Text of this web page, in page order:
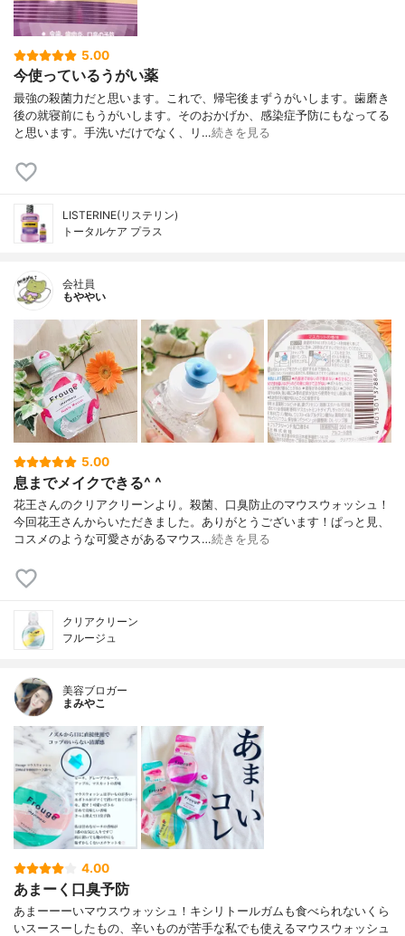
5.00
今使っているうがい薬
最強の殺菌力だと思います。これで、帰宅後まずうがいします。歯磨き
後の就寝前にもうがいします。そのおかげか、感染症予防にもなってる
と思います。手洗いだけでなく、リ…続きを見る
LISTERINE(リステリン)
トータルケア プラス
会社員
もややい
5.00
息までメイクできる^ ^
花王さんのクリアクリーンより。殺菌、口臭防止のマウスウォッシュ！
今回花王さんからいただきました。ありがとうございます！ぱっと見、
コスメのような可愛さがあるマウス…続きを見る
クリアクリーン
フルージュ
美容ブロガー
まみやこ
4.00
あまーく口臭予防
あまーーーいマウスウォッシュ！ キシリトールガムも食べられないくら
い スースーしたもの、辛いものが苦手な私でも使えるマウスウォッシュ